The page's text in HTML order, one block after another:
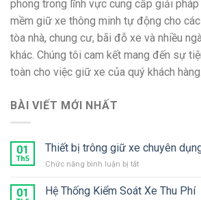
phong trong lĩnh vực cung cấp giải
mềm giữ xe thông minh tự động cho
tòa nhà, chung cư, bãi đỗ xe và nhiều
khác. Chúng tôi cam kết mang đến sự
toàn cho việc giữ xe của quý khách hàng.
BÀI VIẾT MỚI NHẤT
01
Th5
Thiết bị trông giữ xe chuyên
Chức năng bình luận bị tắtở
bị
01 Hệ Thống Kiểm Soát Xe Thu Phí